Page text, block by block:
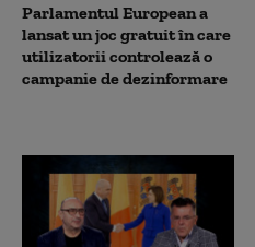
Parlamentul European a
lansat un joc gratuit în care
utilizatorii controlează o
campanie de dezinformare